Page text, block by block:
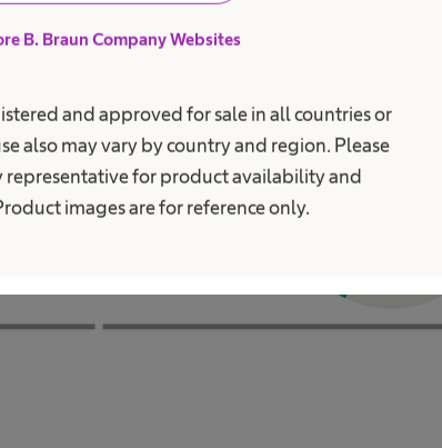
B. Braun Company Websites
and approved for sale in all countries or
also may vary by country and region. Please
representative for product availability and
images are for reference only.